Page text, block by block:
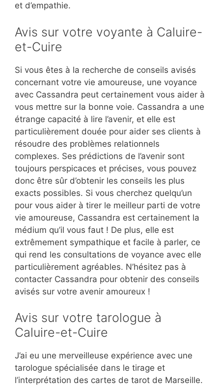
et d’empathie.
Avis sur votre voyante à Caluire-
et-Cuire
Si vous êtes à la recherche de conseils avisés
concernant votre vie amoureuse, une voyance
avec Cassandra peut certainement vous aider à
vous mettre sur la bonne voie. Cassandra a une
étrange capacité à lire l’avenir, et elle est
particulièrement douée pour aider ses clients à
résoudre des problèmes relationnels
complexes. Ses prédictions de l’avenir sont
toujours perspicaces et précises, vous pouvez
donc être sûr d’obtenir les conseils les plus
exacts possibles. Si vous cherchez quelqu’un
pour vous aider à tirer le meilleur parti de votre
vie amoureuse, Cassandra est certainement la
médium qu’il vous faut ! De plus, elle est
extrêmement sympathique et facile à parler, ce
qui rend les consultations de voyance avec elle
particulièrement agréables. N’hésitez pas à
contacter Cassandra pour obtenir des conseils
avisés sur votre avenir amoureux !
Avis sur votre tarologue à
Caluire-et-Cuire
J’ai eu une merveilleuse expérience avec une
tarologue spécialisée dans le tirage et
l’interprétation des cartes de tarot de Marseille.